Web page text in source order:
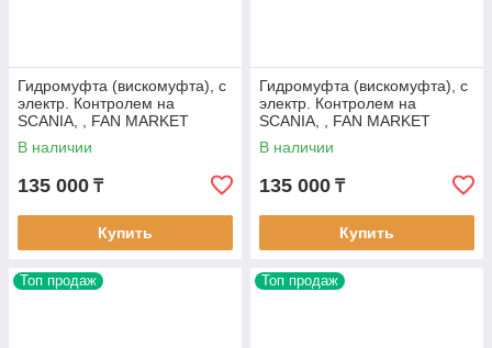
Гидромуфта (вискомуфта), с
электр. Контролем на
SCANIA, , FAN MARKET
FM305
В наличии
135 000 ₸
Купить
Гидромуфта (вискомуфта), с
электр. Контролем на
SCANIA, , FAN MARKET
FM311
В наличии
135 000 ₸
Купить
Топ продаж Топ продаж